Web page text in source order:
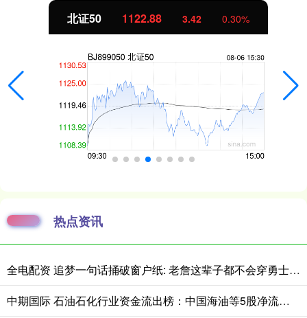
北证50 1122.88 3.42 0.30%
热点资讯
全电配资 追梦一句话捅破窗户纸: 老詹这辈子都不会穿勇士球衣
中期国际 石油石化行业资金流出榜：中国海油等5股净流出资金超5000万元